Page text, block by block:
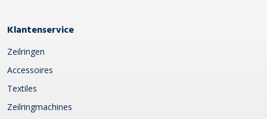
Klantenservice
Zeilringen
Accessoires
Textiles
Zeilringmachines